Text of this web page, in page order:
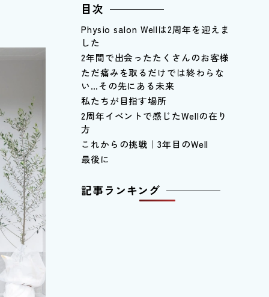
目次
Physio salon Wellは2周年を迎えま
した
2年間で出会ったたくさんのお客様
ただ痛みを取るだけでは終わらな
い…その先にある未来
私たちが目指す場所
2周年イベントで感じたWellの在り
方
これからの挑戦｜3年目のWell
最後に
記事ランキング